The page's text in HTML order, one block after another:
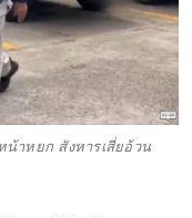
าหยก สังหารเสี่ยอ้วน